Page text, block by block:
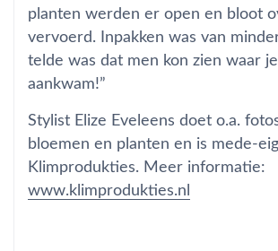
planten werden er open en bloot
vervoerd. Inpakken was van
telde was dat men kon zien waar
aankwam!”
Stylist Elize Eveleens doet o.a.
bloemen en planten en is mede-
Klimprodukties. Meer informatie:
www.klimprodukties.nl